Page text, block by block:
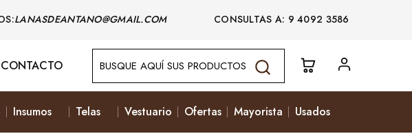
LANASDEANTANO@GMAIL.COM CONSULTAS A: 9 4092 3586
CONTACTO
Insumos Telas Vestuario Ofertas Mayorista Usados